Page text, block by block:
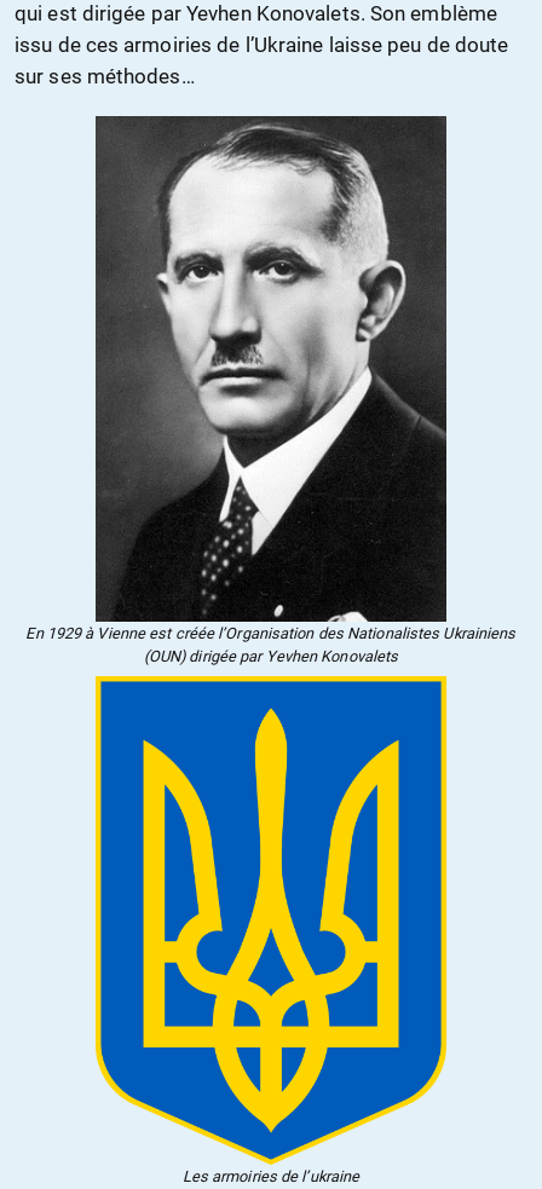
qui est dirigée par Yevhen Konovalets. Son emblème
issu de ces armoiries de l’Ukraine laisse peu de doute
sur ses méthodes…
En 1929 à Vienne est créée l’Organisation des Nationalistes Ukrainiens
(OUN) dirigée par Yevhen Konovalets
Les armoiries de l’ukraine